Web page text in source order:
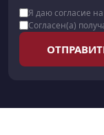
Я даю согласие
Согласен(а)